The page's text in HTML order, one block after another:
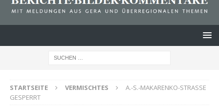
STARTSEITE VERMISCHTES
A.-S.-MAKARENKO-STRASSE
GESPERRT